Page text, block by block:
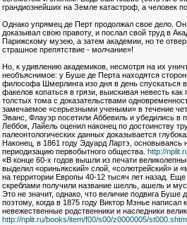
грандиознейших на Земле катастроф, а человек
Однако упрямец де Перт продолжал свое дело. Он
доказывал свою правоту, и послал свой труд в
Парижскому музею, а затем академии, но те
страшное препятствие - молчание»!
Но, к удивлению академиков, несмотря на их
необъяснимое: у Буше де Перта находятся
философа Шмерлинга изо дня в день спускаться
факелов копаться в грязи, выискивая невесть
толстых тома с доказательствами
замечаемое «серьезными учеными» в течение
Эванс, Флауэр посетили Аббевиль и убедились
Леббок, Лайель оценил наконец по достоинству
палеонтологических данных доказывается
Наконец, в 1861 году Эдуард Лартэ,
периодизацию первобытного общества. http://
«В конце 60-х годов вышли из печати
выделил «ориньякский» слой, «солютрейский» и
на территории Европы 40-12 тысяч лет назад.
скреблами получили название шелль, ашель и
Это не значит, однако, что величие подвига
поэтому, когда в 1875 году Виктор Мэнье написал
невежественные родственники и наследники
http://nplit.ru/books/item/f00/s00/z0000005/